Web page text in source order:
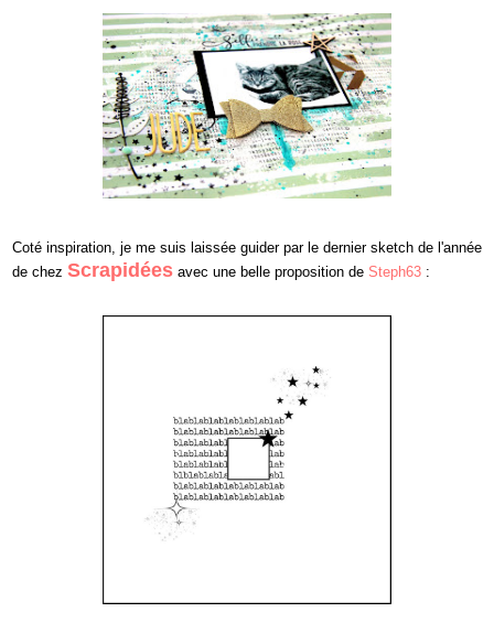
Coté inspiration, je me suis laissée guider par le dernier sketch de l'année
de chez Scrapidées avec une belle proposition de Steph63 :